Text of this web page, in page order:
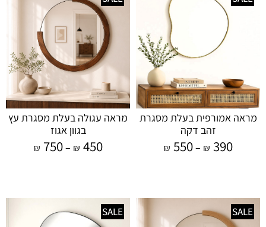
מראה אמורפית בעלת מסגרת
זהב דקה
₪ 390
–
₪ 550
מראה עגולה בעלת מסגרת עץ
בגוון אגוז
₪ 450
–
₪ 750
SALE
SALE